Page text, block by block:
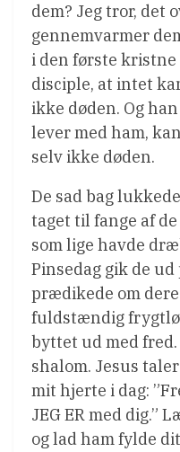
dem? Jeg tror, det
gennemvarmer
i den første kristne
disciple, at intet
ikke døden. Og
lever med ham,
selv ikke døden.
De sad bag
taget til fange af
som lige havde
Pinsedag gik de
prædikede om
fuldstændig
byttet ud med
shalom. Jesus
mit hjerte i dag:
JEG ER med dig.”
og lad ham fylde